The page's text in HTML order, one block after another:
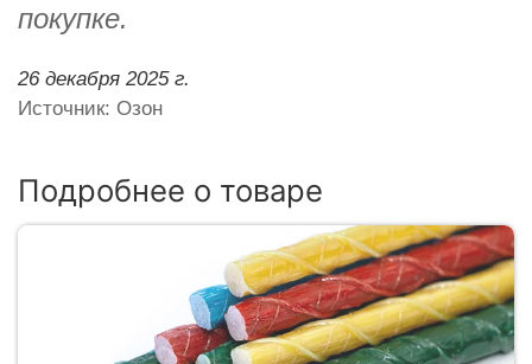
покупке.
26 декабря 2025 г.
Источник: Озон
Подробнее о товаре